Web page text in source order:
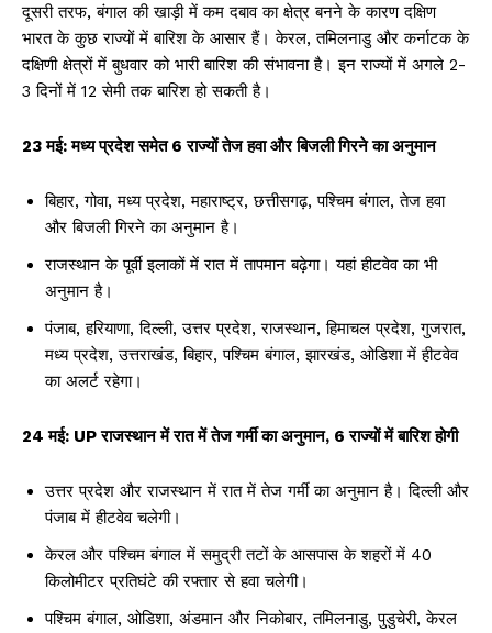
दूसरी तरफ, बंगाल की खाड़ी में कम दबाव का क्षेत्र बनने के कारण दक्षिण
भारत के कुछ राज्यों में बारिश के आसार हैं। केरल, तमिलनाडु और कर्नाटक के
दक्षिणी क्षेत्रों में बुधवार को भारी बारिश की संभावना है। इन राज्यों में अगले 2-
3 दिनों में 12 सेमी तक बारिश हो सकती है।
23 मई: मध्य प्रदेश समेत 6 राज्यों तेज हवा और बिजली गिरने का अनुमान
बिहार, गोवा, मध्य प्रदेश, महाराष्ट्र, छत्तीसगढ़, पश्चिम बंगाल, तेज हवा
और बिजली गिरने का अनुमान है।
राजस्थान के पूर्वी इलाकों में रात में तापमान बढ़ेगा। यहां हीटवेव का भी
अनुमान है।
पंजाब, हरियाणा, दिल्ली, उत्तर प्रदेश, राजस्थान, हिमाचल प्रदेश, गुजरात,
मध्य प्रदेश, उत्तराखंड, बिहार, पश्चिम बंगाल, झारखंड, ओडिशा में हीटवेव
का अलर्ट रहेगा।
24 मई: UP राजस्थान में रात में तेज गर्मी का अनुमान, 6 राज्यों में बारिश होगी
उत्तर प्रदेश और राजस्थान में रात में तेज गर्मी का अनुमान है। दिल्ली और
पंजाब में हीटवेव चलेगी।
केरल और पश्चिम बंगाल में समुद्री तटों के आसपास के शहरों में 40
किलोमीटर प्रतिघंटे की रफ्तार से हवा चलेगी।
पश्चिम बंगाल, ओडिशा, अंडमान और निकोबार, तमिलनाडु, पुडुचेरी, केरल